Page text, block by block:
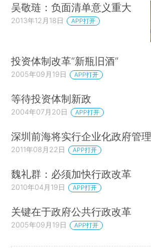
吴敬琏：负面清单意义重大
2013年12月18日 APP打开
投资体制改革“新瓶旧酒”
2005年09月19日 APP打开
等待投资体制新政
2004年07月20日 APP打开
深圳前海将实行企业化政府管理
2011年08月22日 APP打开
魏礼群：必须加快行政改革
2010年04月19日 APP打开
关键在于政府公共行政改革
2005年09月19日 APP打开